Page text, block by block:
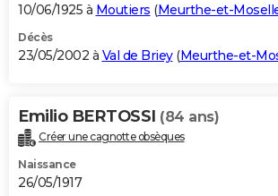
10/06/1925 à Moutiers (Meurthe-et-
Décès
23/05/2002 à Val de Briey(Meurthe-et-
Emilio BERTOSSI (84 ans)
Créer une cagnotte obsèques
Naissance
26/05/1917